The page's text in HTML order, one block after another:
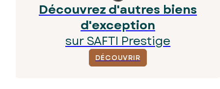
Découvrez d'autres biens
d'exception
sur SAFTI Prestige
DÉCOUVRIR